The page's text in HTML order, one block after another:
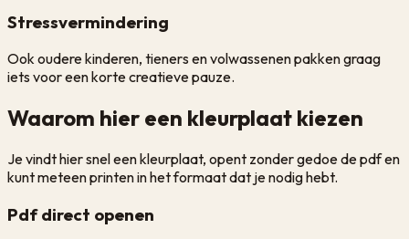
Stressvermindering
Ook oudere kinderen, tieners en volwassenen pakken graag
iets voor een korte creatieve pauze.
Waarom hier een kleurplaat kiezen
Je vindt hier snel een kleurplaat, opent zonder gedoe de pdf en
kunt meteen printen in het formaat dat je nodig hebt.
Pdf direct openen